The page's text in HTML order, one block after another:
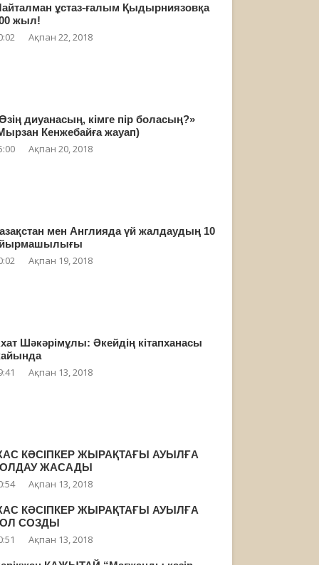
ұстаз-ғалым Қыдырниязовқа
жыл!
Ақпан 22, 2018
диуанасың, кімге пір боласың?»
Кенжебайға жауап)
Ақпан 20, 2018
мен Англияда үй жалдаудың 10
Ақпан 19, 2018
Шәкәрімұлы: Әкейдің кітапханасы
Ақпан 13, 2018
КӘСІПКЕР ЖЫРАҚТАҒЫ АУЫЛҒА
ЖАСАДЫ
Ақпан 13, 2018
КӘСІПКЕР ЖЫРАҚТАҒЫ АУЫЛҒА
СОЗДЫ
Ақпан 13, 2018